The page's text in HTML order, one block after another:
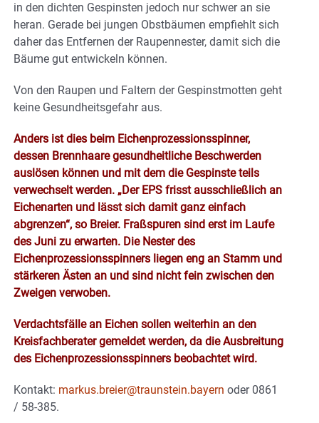
in den dichten Gespinsten jedoch nur schwer an sie
heran. Gerade bei jungen Obstbäumen empfiehlt sich
daher das Entfernen der Raupennester, damit sich die
Bäume gut entwickeln können.
Von den Raupen und Faltern der Gespinstmotten geht
keine Gesundheitsgefahr aus.
Anders ist dies beim Eichenprozessionsspinner,
dessen Brennhaare gesundheitliche Beschwerden
auslösen können und mit dem die Gespinste teils
verwechselt werden. „Der EPS frisst ausschließlich an
Eichenarten und lässt sich damit ganz einfach
abgrenzen“, so Breier. Fraßspuren sind erst im Laufe
des Juni zu erwarten. Die Nester des
Eichenprozessionsspinners liegen eng an Stamm und
stärkeren Ästen an und sind nicht fein zwischen den
Zweigen verwoben.
Verdachtsfälle an Eichen sollen weiterhin an den
Kreisfachberater gemeldet werden, da die Ausbreitung
des Eichenprozessionsspinners beobachtet wird.
Kontakt: markus.breier@traunstein.bayern oder 0861
/ 58-385.